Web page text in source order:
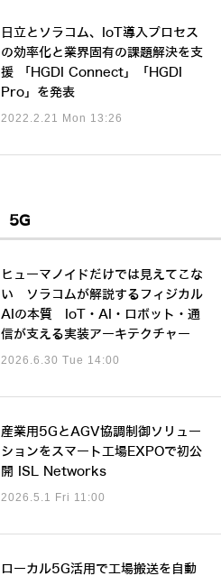
日立とソラコム、IoT導入プロセス
の効率化と業界固有の課題解決を支
援 「HGDI Connect」「HGDI
Pro」を発表
2022.2.21 Mon 13:26
5G
ヒューマノイドだけでは見えてこな
い ソラコムが解説するフィジカル
AIの本質 IoT・AI・ロボット・通
信が支える実装アーキテクチャー
2026.6.30 Tue 14:00
産業用5GとAGV協調制御ソリュー
ションをスマート工場EXPOで初公
開 ISL Networks
2026.5.1 Fri 11:00
ローカル5G活用で工場搬送を自動